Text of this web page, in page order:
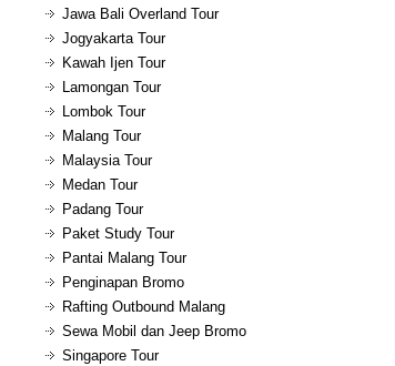
Jawa Bali Overland Tour
Jogyakarta Tour
Kawah Ijen Tour
Lamongan Tour
Lombok Tour
Malang Tour
Malaysia Tour
Medan Tour
Padang Tour
Paket Study Tour
Pantai Malang Tour
Penginapan Bromo
Rafting Outbound Malang
Sewa Mobil dan Jeep Bromo
Singapore Tour